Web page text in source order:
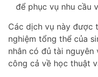
để phục vụ nhu cầu
Các dịch vụ này được
nghiệm tổng thể của
nhân có đủ tài
công cả về học thuật